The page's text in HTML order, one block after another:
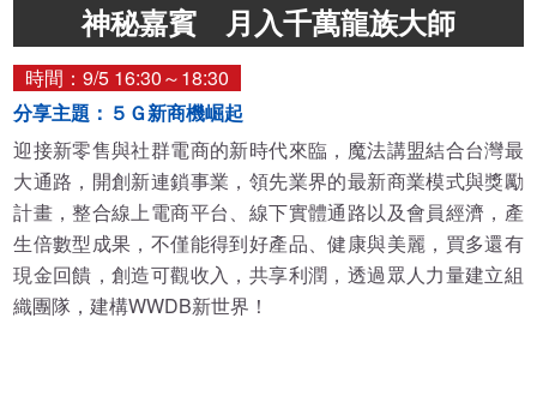
神秘嘉賓 月入千萬龍族大師
時間：9/5 16:30～18:30
分享主題：５Ｇ新商機崛起
迎接新零售與社群電商的新時代來臨，魔法講盟結合台灣最
大通路，開創新連鎖事業，領先業界的最新商業模式與獎勵
計畫，整合線上電商平台、線下實體通路以及會員經濟，產
生倍數型成果，不僅能得到好產品、健康與美麗，買多還有
現金回饋，創造可觀收入，共享利潤，透過眾人力量建立組
織團隊，建構WWDB新世界！